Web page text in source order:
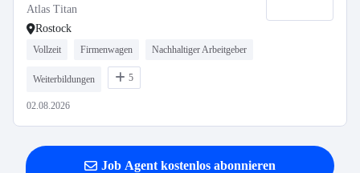
Atlas Titan
Rostock
Vollzeit Firmenwagen Nachhaltiger Arbeitgeber
Weiterbildungen 5
02.08.2026
Job Agent kostenlos abonnieren